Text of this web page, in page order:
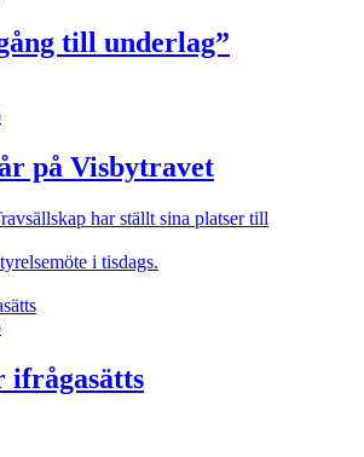
till underlag”
på Visbytravet
har ställt sina platser till
i tisdags.
ifrågasätts